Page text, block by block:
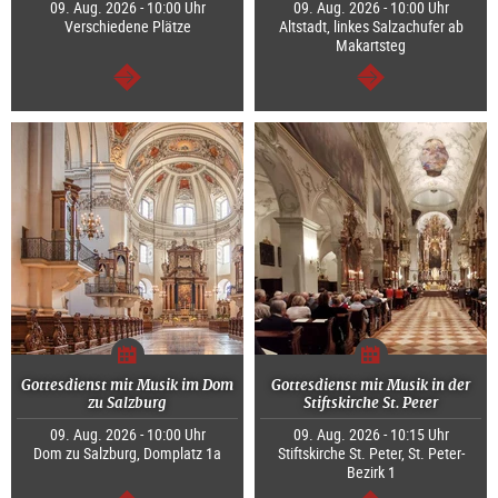
09. Aug. 2026 - 10:00 Uhr
Verschiedene Plätze
weiter
09. Aug. 2026 - 10:00 Uhr
Altstadt, linkes Salzachufer ab
Makartsteg
weiter
Gottesdienst mit Musik im Dom
zu Salzburg
09. Aug. 2026 - 10:00 Uhr
Dom zu Salzburg, Domplatz 1a
Gottesdienst mit Musik in der
Stiftskirche St. Peter
09. Aug. 2026 - 10:15 Uhr
Stiftskirche St. Peter, St. Peter-
Bezirk 1